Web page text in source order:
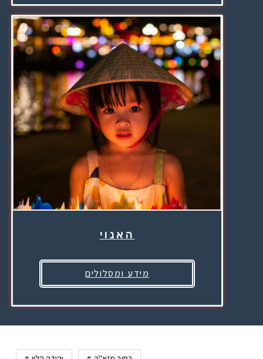
האנוי
מידע ומסלולים